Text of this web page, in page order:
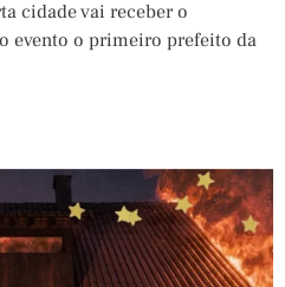
cidade vai receber o
evento o primeiro prefeito da